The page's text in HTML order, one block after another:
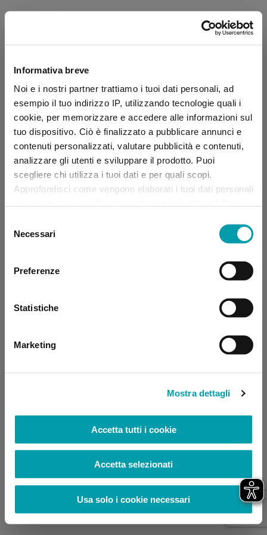
Informativa breve
Noi e i nostri partner trattiamo i tuoi dati personali, ad
esempio il tuo indirizzo IP, utilizzando tecnologie quali i
cookie, per memorizzare e accedere alle informazioni sul
tuo dispositivo. Ciò è finalizzato a pubblicare annunci e
contenuti personalizzati, valutare pubblicità e contenuti,
analizzare gli utenti e sviluppare il prodotto. Puoi
scegliere chi utilizza i tuoi dati e per quali scopi.
Approfondisci come vengono elaborati i tuoi dati personali
momento dalla Dichiarazione sui “
delNecessari
Preferenze
Statistiche
Marketing
Mostra dettagli
Accetta tutti i cookie
Accetta selezionati
Usa solo i cookie necessari
Application error: a client-side exception has occurred (see the
browser console for more information)